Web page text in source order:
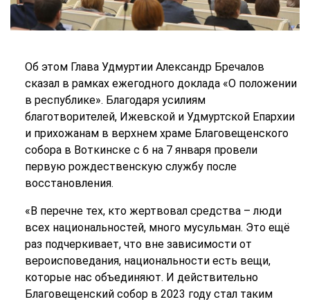
Об этом Глава Удмуртии Александр Бречалов
сказал в рамках ежегодного доклада «О положении
в республике». Благодаря усилиям
благотворителей, Ижевской и Удмуртской Епархии
и прихожанам в верхнем храме Благовещенского
собора в Воткинске с 6 на 7 января провели
первую рождественскую службу после
восстановления.
«В перечне тех, кто жертвовал средства – люди
всех национальностей, много мусульман. Это ещё
раз подчеркивает, что вне зависимости от
вероисповедания, национальности есть вещи,
которые нас объединяют. И действительно
Благовещенский собор в 2023 году стал таким